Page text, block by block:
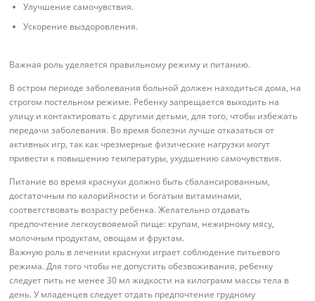
Улучшение самочувствия.
Ускорение выздоровления.
Важная роль уделяется правильному режиму и питанию.
В остром периоде заболевания больной должен находиться дома, на
строгом постельном режиме. Ребенку запрещается выходить на
улицу и контактировать с другими детьми, для того, чтобы избежать
передачи заболевания. Во время болезни лучше отказаться от
активных игр, так как чрезмерные физические нагрузки могут
привести к повышению температуры, ухудшению самочувствия.
Питание во время краснухи должно быть сбалансированным,
достаточным по калорийности и богатым витаминами,
соответствовать возрасту ребенка. Желательно отдавать
предпочтение легкоусвояемой пище: крупам, нежирному мясу,
молочным продуктам, овощам и фруктам.
Важную роль в лечении краснухи играет соблюдение питьевого
режима. Для того чтобы не допустить обезвоживания, ребенку
следует пить не менее 30 мл жидкости на килограмм массы тела в
день. У младенцев следует отдать предпочтение грудному